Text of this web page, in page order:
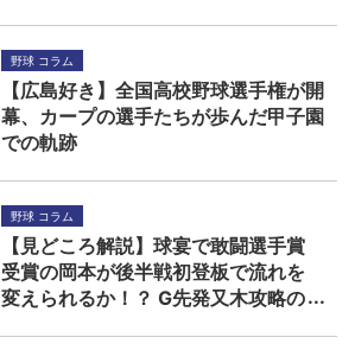
野球 コラム
【広島好き】全国高校野球選手権が開
幕、カープの選手たちが歩んだ甲子園
での軌跡
野球 コラム
【見どころ解説】球宴で敢闘選手賞
受賞の岡本が後半戦初登板で流れを
変えられるか！？ G先発又木攻略の